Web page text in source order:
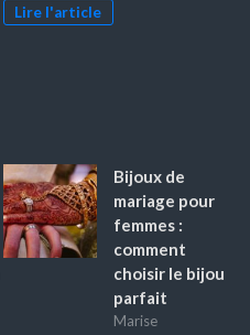
Lire l'article
Bijoux de
mariage pour
femmes :
comment
choisir le bijou
parfait
Marise